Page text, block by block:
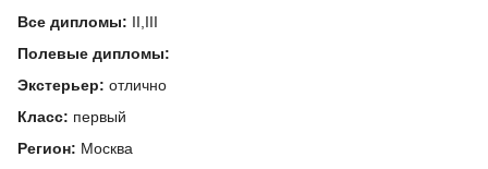
Все дипломы: II,III
Полевые дипломы:
Экстерьер: отлично
Класс: первый
Регион: Москва